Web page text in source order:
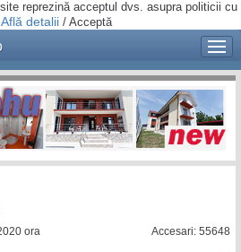
reprezină acceptul dvs. asupra politicii cu
Află detalii / Acceptă
ora
Accesari: 55648